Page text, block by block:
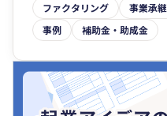
ファクタリング
事業承継
事例
補助金・助成金